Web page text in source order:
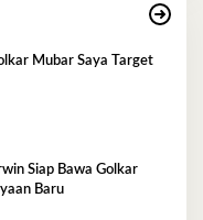
Mubar Saya Target
Siap Bawa Golkar
Baru